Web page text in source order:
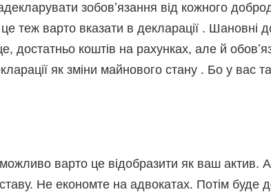
зобовʼязання від кожного
теж варто вказати в декларації . Шановні
коштів на рахунках, але й
як зміни майнового стану . Бо у вас
можливо варто це відобразити як ваш
Не економте на адвокатах. Потім буде